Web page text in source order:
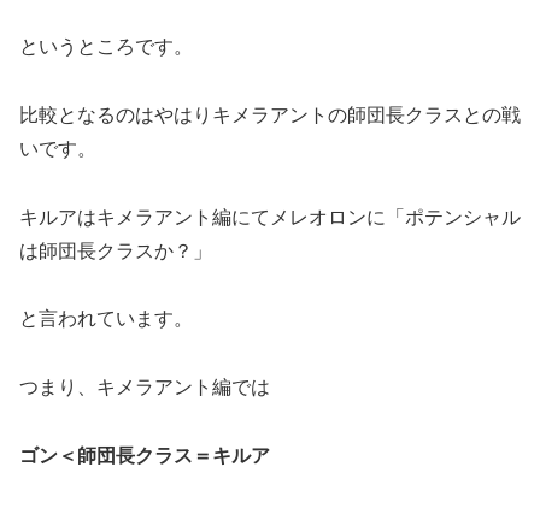
というところです。
比較となるのはやはりキメラアントの師団長クラスとの戦
いです。
キルアはキメラアント編にてメレオロンに「ポテンシャル
は師団長クラスか？」
と言われています。
つまり、キメラアント編では
ゴン＜師団長クラス＝キルア